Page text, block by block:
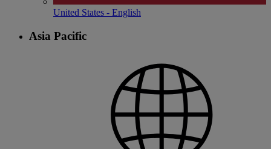
United States - English
Asia Pacific